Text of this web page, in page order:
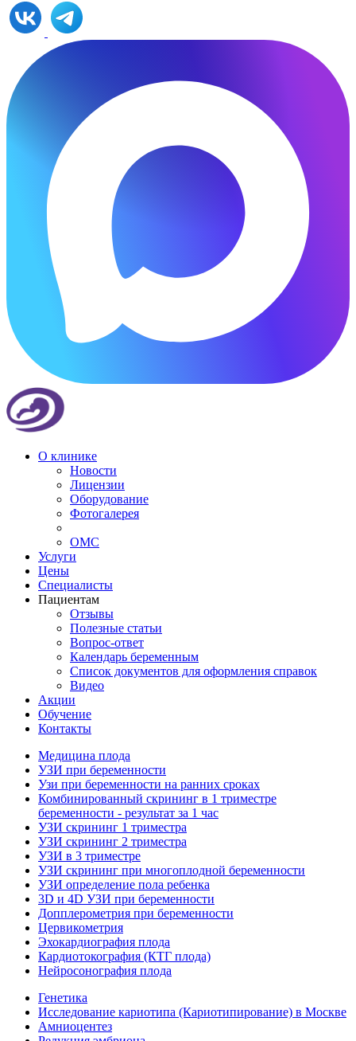
О клинике
Новости
Лицензии
Оборудование
Фотогалерея
ОМС
Услуги
Цены
Специалисты
Пациентам
Отзывы
Полезные статьи
Вопрос-ответ
Календарь беременным
Список документов для оформления справок
Видео
Акции
Обучение
Контакты
Медицина плода
УЗИ при беременности
Узи при беременности на ранних сроках
Комбинированный скрининг в 1 триместре
беременности - результат за 1 час
УЗИ скрининг 1 триместра
УЗИ скрининг 2 триместра
УЗИ в 3 триместре
УЗИ скрининг при многоплодной беременности
УЗИ определение пола ребенка
3D и 4D УЗИ при беременности
Допплерометрия при беременности
Цервикометрия
Эхокардиография плода
Кардиотокография (КТГ плода)
Нейросонография плода
Генетика
Исследование кариотипа (Кариотипирование) в Москве
Амниоцентез